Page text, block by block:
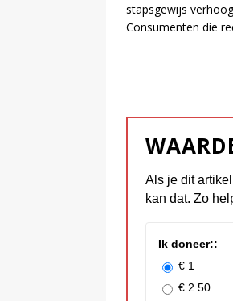
stapsgewijs
Consumenten die
Als je dit
kan dat. Zo
Ik doneer::
€ 1
€ 2.50